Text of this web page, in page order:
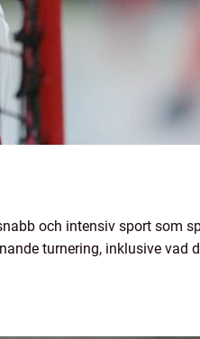
och intensiv sport som
turnering, inklusive vad